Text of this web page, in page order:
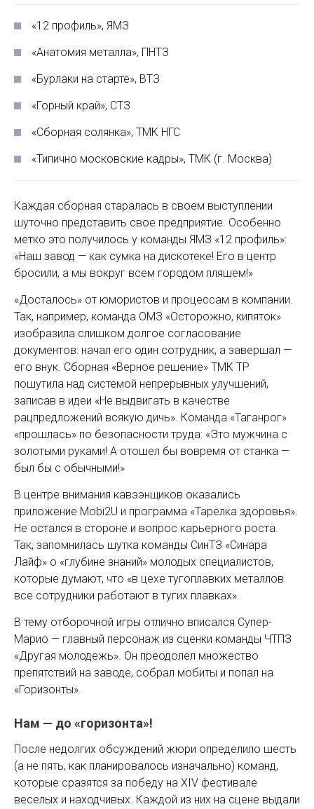
«12 профиль», ЯМЗ
«Анатомия металла», ПНТЗ
«Бурлаки на старте», ВТЗ
«Горный край», СТЗ
«Сборная солянка», ТМК НГС
«Типично московские кадры», ТМК (г. Москва)
Каждая сборная старалась в своем выступлении
шуточно представить свое предприятие. Особенно
метко это получилось у команды ЯМЗ «12 профиль»:
«Наш завод — как сумка на дискотеке! Его в центр
бросили, а мы вокруг всем городом пляшем!»
«Досталось» от юмористов и процессам в компании.
Так, например, команда ОМЗ «Осторожно, кипяток»
изобразила слишком долгое согласование
документов: начал его один сотрудник, а завершал —
его внук. Сборная «Верное решение» ТМК ТР
пошутила над системой непрерывных улучшений,
записав в идеи «Не выдвигать в качестве
рацпредложений всякую дичь». Команда «Таганрог»
«прошлась» по безопасности труда: «Это мужчина с
золотыми руками! А отошел бы вовремя от станка —
был бы с обычными!»
В центре внимания ­кавээнщи­ков оказались
приложение Mobi2U и программа «Тарелка здоровья».
Не остался в стороне и вопрос ­карьерного роста.
Так, запомнилась шутка команды СинТЗ «­Синара
Лайф» о «глубине знаний» молодых специалистов,
которые думают, что «в цехе тугоплавких металлов
все сотрудники работают в тугих плавках».
В тему отборочной игры отлично вписался Супер-
Марио — главный персонаж из сценки коман­ды ЧТПЗ
«Другая молодежь». Он преодолел множество
препятствий на заводе, собрал мобиты и попал на
«Горизонты».
Нам — до «горизонта»!
После недолгих обсуждений жюри определило шесть
(а не пять, как планировалось изначально) команд,
которые сразятся за победу на XIV фестивале
веселых и находчивых. Каж­дой из них на сцене выдали